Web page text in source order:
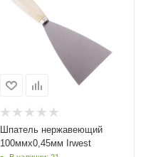
Шпатель нержавеющий
100ммх0,45мм Irwest